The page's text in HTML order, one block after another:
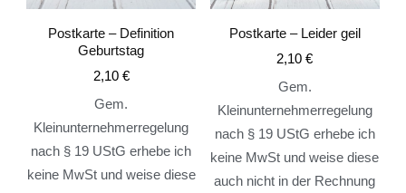
Postkarte – Definition
Geburtstag
2,10 €
Gem.
Kleinunternehmerregelung
nach § 19 UStG erhebe ich
keine MwSt und weise diese
Postkarte – Leider geil
2,10€
Gem.
Kleinunternehmerregelung
nach § 19 UStG erhebe ich
keine MwSt und weise diese
auch nicht in der Rechnung